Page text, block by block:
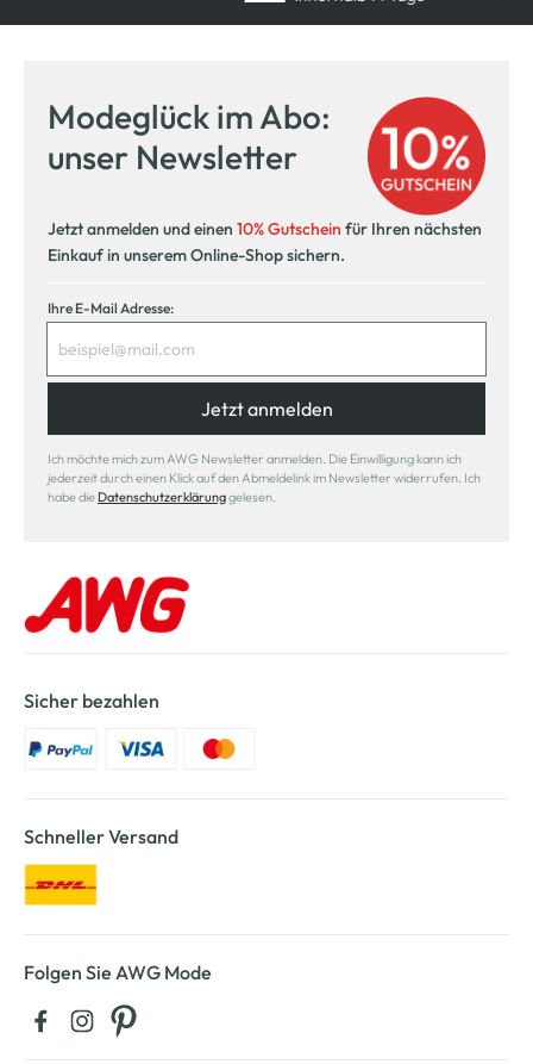
Modeglück im Abo:
unser Newsletter
Jetzt anmelden und einen 10% Gutschein für Ihren nächsten
Einkauf in unserem Online-Shop sichern.
Ihre E-Mail Adresse:
Jetzt anmelden
Ich möchte mich zum AWG Newsletter anmelden. Die Einwilligung kann ich
jederzeit durch einen Klick auf den Abmeldelink im Newsletter widerrufen. Ich
habe die Datenschutzerklärunggelesen.
Sicher bezahlen
Schneller Versand
Folgen Sie AWG Mode